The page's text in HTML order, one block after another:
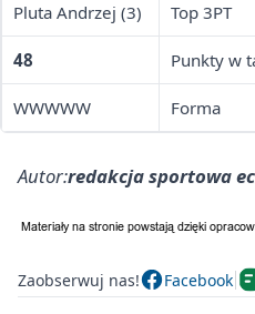
Pluta Andrzej (3) Top 3PT
48 Punkty w
WWWWW Forma
Autor:redakcja sportowa
Zaobserwuj nas! Facebook